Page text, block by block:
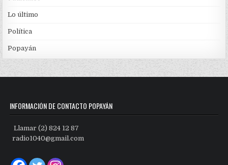
Lo último
Política
Popayán
INFORMACIÓN DE CONTACTO POPAYÁN
Llamar (2) 824 12 87
radio1040@gmail.com